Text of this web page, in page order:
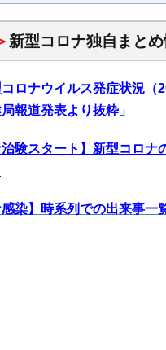
新型コロナ独自まと
コロナウイルス発症状況（
報道発表より抜粋」
治験スタート】新型コロナ
感染】時系列での出来事一